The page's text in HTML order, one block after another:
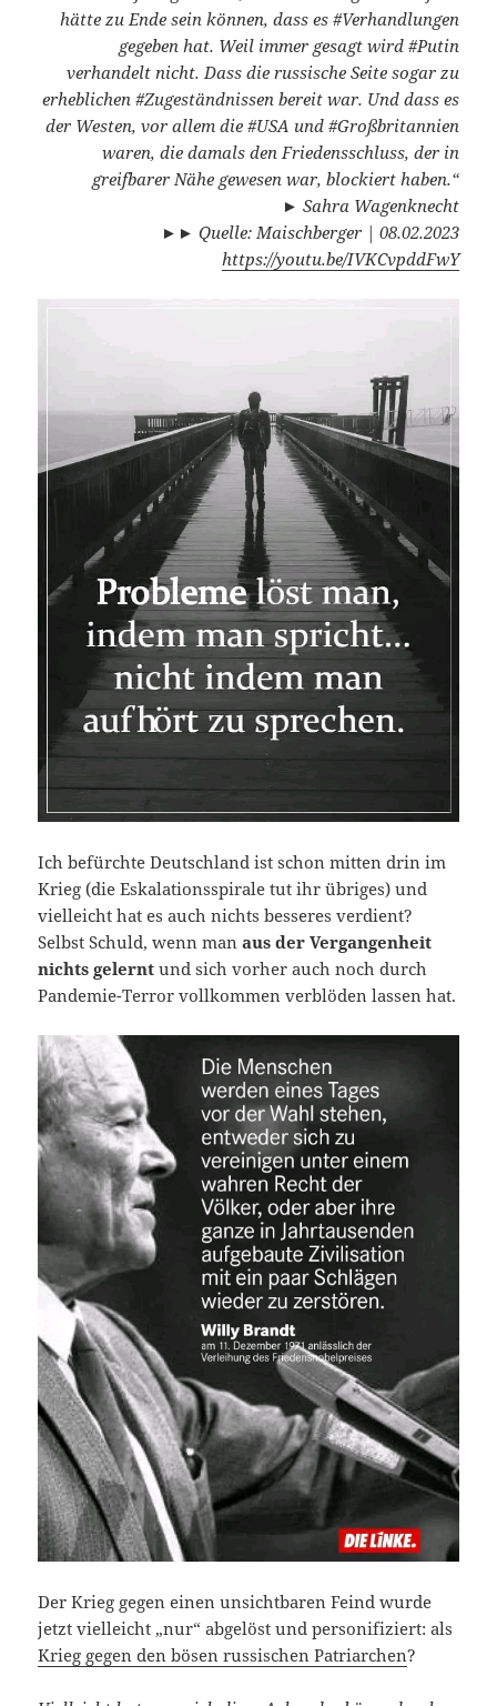
hätte zu Ende sein können, dass es #Verhandlungen
gegeben hat. Weil immer gesagt wird #Putin
verhandelt nicht. Dass die russische Seite sogar zu
erheblichen #Zugeständnissen bereit war. Und dass es
der Westen, vor allem die #USA und #Großbritannien
waren, die damals den Friedensschluss, der in
greifbarer Nähe gewesen war, blockiert haben.“
► Sahra Wagenknecht
►► Quelle: Maischberger | 08.02.2023
https://youtu.be/IVKCvpddFwY
Ich befürchte Deutschland ist schon mitten drin im
Krieg (die Eskalationsspirale tut ihr übriges) und
vielleicht hat es auch nichts besseres verdient?
Selbst Schuld, wenn manaus der Vergangenheit
nichts gelerntund sich vorher auch noch durch
Pandemie-Terror vollkommen verblöden lassen hat.
Der Krieg gegen einen unsichtbaren Feind wurde
jetzt vielleicht „nur“ abgelöst und personifiziert: als
Krieg gegen den bösen russischen Patriarchen?